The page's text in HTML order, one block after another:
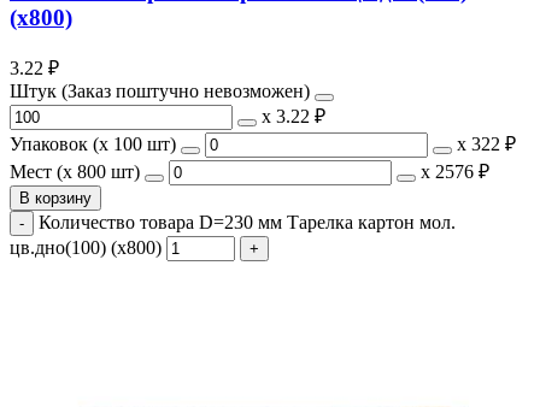
(х800)
3.22 ₽
Штук (Заказ поштучно невозможен)
х 3.22 ₽
Упаковок (x 100 шт)
х 322 ₽
Мест (x 800 шт)
х 2576 ₽
В корзину
Количество товара D=230 мм Тарелка картон мол.
цв.дно(100) (х800)